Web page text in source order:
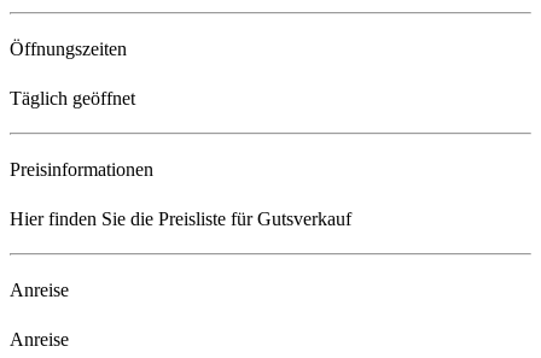
Öffnungszeiten
Täglich geöffnet
Preisinformationen
Hier finden Sie die Preisliste für Gutsverkauf
Anreise
Anreise